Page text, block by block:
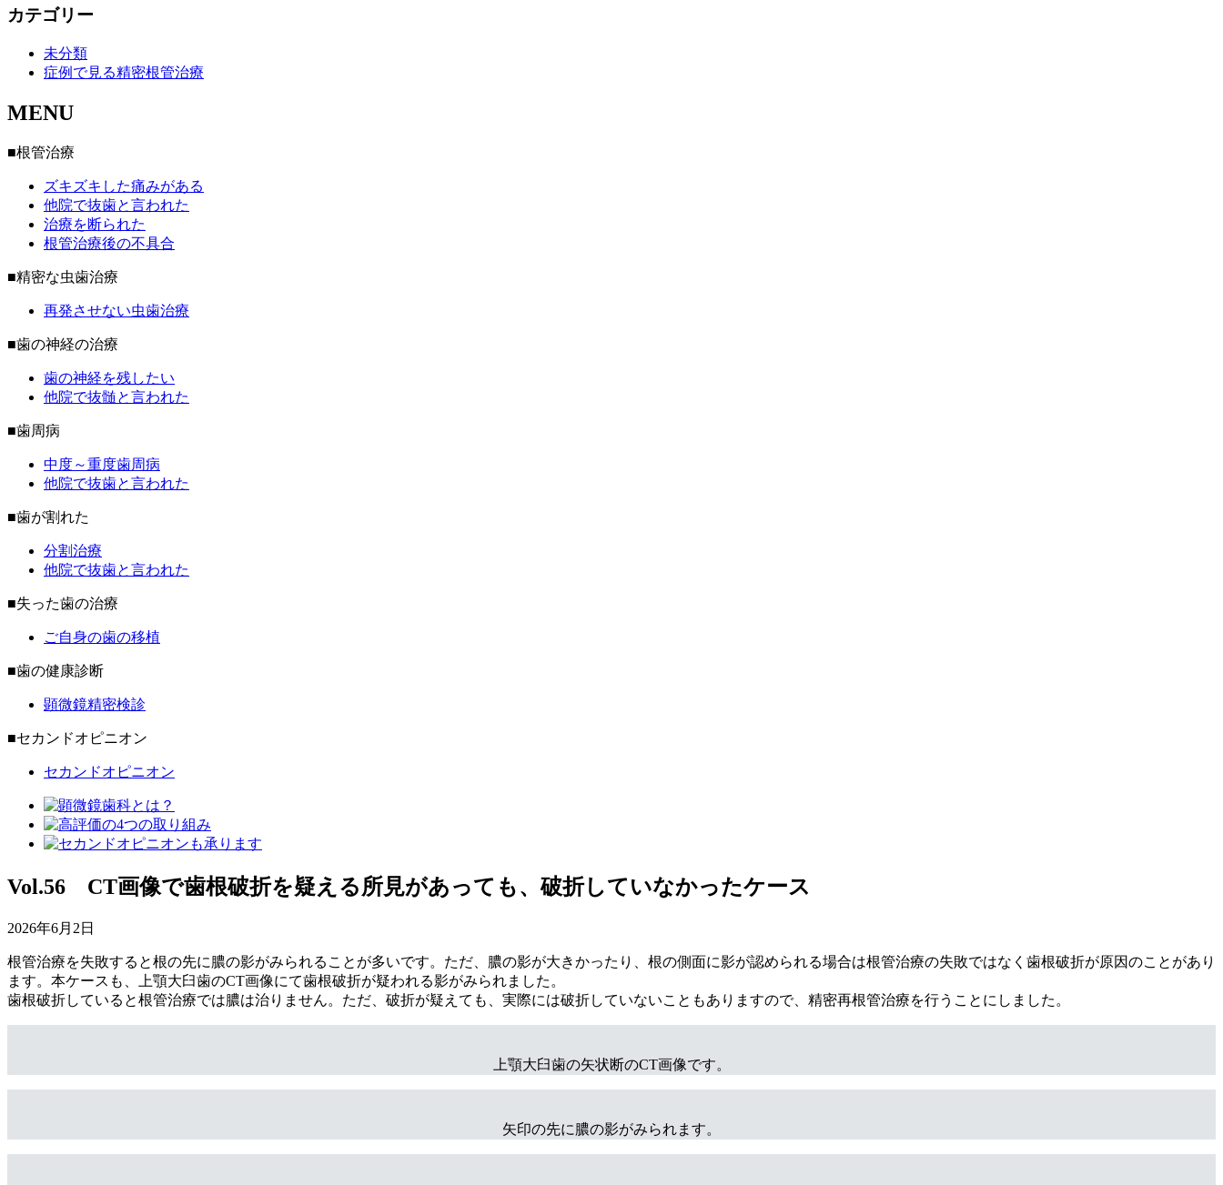
カテゴリー
未分類
症例で見る精密根管治療
MENU
■根管治療
ズキズキした痛みがある
他院で抜歯と言われた
治療を断られた
根管治療後の不具合
■精密な虫歯治療
再発させない虫歯治療
■歯の神経の治療
歯の神経を残したい
他院で抜髄と言われた
■歯周病
中度～重度歯周病
他院で抜歯と言われた
■歯が割れた
分割治療
他院で抜歯と言われた
■失った歯の治療
ご自身の歯の移植
■歯の健康診断
顕微鏡精密検診
■セカンドオピニオン
セカンドオピニオン
Vol.56 CT画像で歯根破折を疑える所見があっても、破折していなかったケース
2026年6月2日
根管治療を失敗すると根の先に膿の影がみられることが多いです。ただ、膿の影が大きかったり、根の側面に影が認められる場合は根管治療の失敗ではなく歯根破折が原因のことがあり
ます。本ケースも、上顎大臼歯のCT画像にて歯根破折が疑われる影がみられました。
歯根破折していると根管治療では膿は治りません。ただ、破折が疑えても、実際には破折していないこともありますので、精密再根管治療を行うことにしました。
上顎大臼歯の矢状断のCT画像です。
矢印の先に膿の影がみられます。